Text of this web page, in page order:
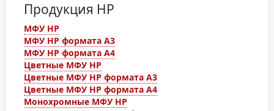
Продукция HP
МФУ HP
МФУ HP формата A3
МФУ HP формата А4
Цветные МФУ HP
Цветные МФУ HP формата A3
Цветные МФУ HP формата A4
Монохромные МФУ HP